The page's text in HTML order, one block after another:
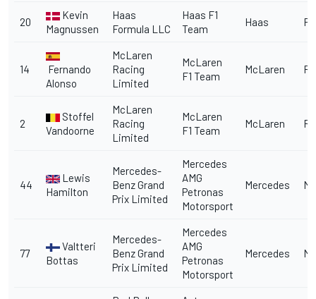
20
Kevin
Magnussen
Haas
Formula LLC
Haas F1
Team
Haas
14
Fernando
Alonso
McLaren
Racing
Limited
McLaren
F1 Team
McLaren
2
Stoffel
Vandoorne
McLaren
Racing
Limited
McLaren
F1 Team
McLaren
44
Lewis
Hamilton
Mercedes-
Benz Grand
Prix Limited
Mercedes
AMG
Petronas
Motorsport
Mercedes
77
Valtteri
Bottas
Mercedes-
Benz Grand
Prix Limited
Mercedes
AMG
Petronas
Motorsport
Mercedes